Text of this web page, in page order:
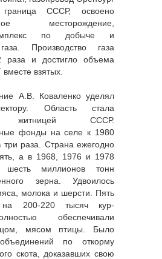
СССР, освоено
месторождение,
по добыче и
Производство газа
раза и достигло объема
взятых.
А.В. Коваленко уделял
Область стала
житницей СССР.
фонды на селе к 1980
три раза. Страна ежегодно
а в 1968, 1976 и 1978
миллионов тонн
зерна. Удвоилось
молока и шерсти. Пять
на 200-220 тысяч кур-
обеспечивали
мясом птицы. Было
по откорму
скота, доказавших свою